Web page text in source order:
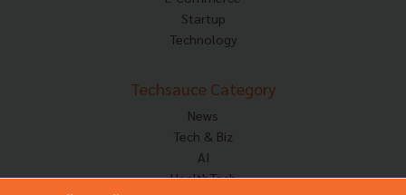
Startup
Technology
Techsauce Category
News
Tech & Biz
AI
HealthTech